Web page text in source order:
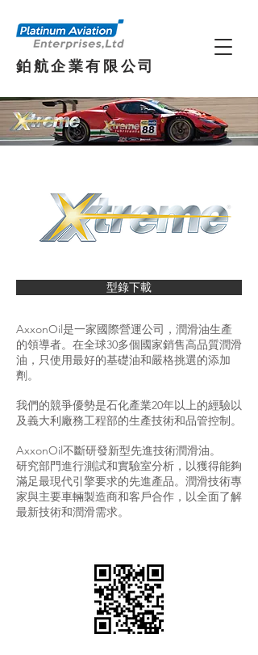
鉑航企業有限公司
型錄下載
AxxonOil是一家國際營運公司，潤滑油生產
的領導者。在全球30多個國家銷售高品質潤滑
油，只使用最好的基礎油和嚴格挑選的添加
劑。
我們的競爭優勢是石化產業20年以上的經驗以
及義大利廠務工程部的生產技術和品管控制。
AxxonOil不斷研發新型先進技術潤滑油。
研究部門進行測試和實驗室分析，以獲得能夠
滿足最現代引擎要求的先進產品。潤滑技術專
家與主要車輛製造商和客戶合作，以全面了解
最新技術和潤滑需求。